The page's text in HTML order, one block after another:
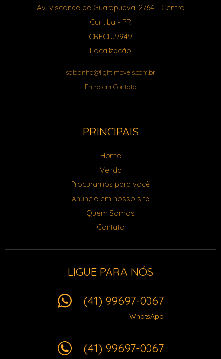
Av. visconde de Guarapuava, 2764- Centro
Curitiba - PR
CRECI J9949
Localização
saldanha@lightimoveis.com.br
Entre em Contato
PRINCIPAIS
Home
Venda
Procuramos para você
Anuncie em nosso site
Quem Somos
Contato
LIGUE PARA NÓS
(41) 99697-0067
WhatsApp
(41) 99697-0067